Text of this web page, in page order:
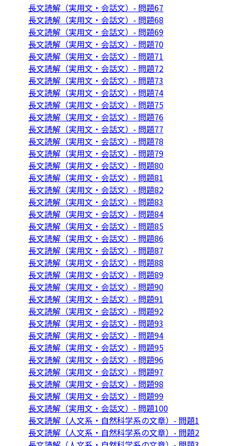
長文読解（実用文・会話文）- 問題67
長文読解（実用文・会話文）- 問題68
長文読解（実用文・会話文）- 問題69
長文読解（実用文・会話文）- 問題70
長文読解（実用文・会話文）- 問題71
長文読解（実用文・会話文）- 問題72
長文読解（実用文・会話文）- 問題73
長文読解（実用文・会話文）- 問題74
長文読解（実用文・会話文）- 問題75
長文読解（実用文・会話文）- 問題76
長文読解（実用文・会話文）- 問題77
長文読解（実用文・会話文）- 問題78
長文読解（実用文・会話文）- 問題79
長文読解（実用文・会話文）- 問題80
長文読解（実用文・会話文）- 問題81
長文読解（実用文・会話文）- 問題82
長文読解（実用文・会話文）- 問題83
長文読解（実用文・会話文）- 問題84
長文読解（実用文・会話文）- 問題85
長文読解（実用文・会話文）- 問題86
長文読解（実用文・会話文）- 問題87
長文読解（実用文・会話文）- 問題88
長文読解（実用文・会話文）- 問題89
長文読解（実用文・会話文）- 問題90
長文読解（実用文・会話文）- 問題91
長文読解（実用文・会話文）- 問題92
長文読解（実用文・会話文）- 問題93
長文読解（実用文・会話文）- 問題94
長文読解（実用文・会話文）- 問題95
長文読解（実用文・会話文）- 問題96
長文読解（実用文・会話文）- 問題97
長文読解（実用文・会話文）- 問題98
長文読解（実用文・会話文）- 問題99
長文読解（実用文・会話文）- 問題100
長文読解（人文系・自然科学系の文章）- 問題1
長文読解（人文系・自然科学系の文章）- 問題2